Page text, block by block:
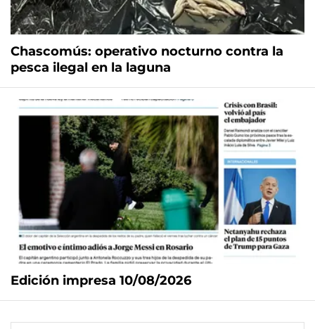
Chascomús: operativo nocturno contra la
pesca ilegal en la laguna
Edición impresa 10/08/2026